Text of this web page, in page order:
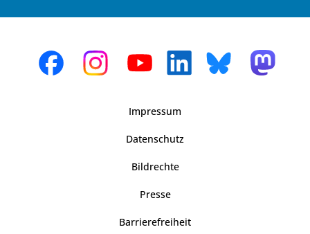
Impressum
Datenschutz
Bildrechte
Presse
Barrierefreiheit